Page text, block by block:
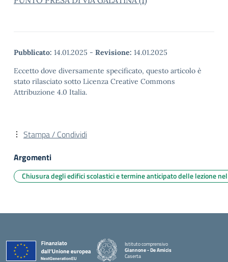
Pubblicato: 14.01.2025 - Revisione: 14.01.2025
Eccetto dove diversamente specificato, questo articolo è
stato rilasciato sotto Licenza Creative Commons
Attribuzione 4.0 Italia.
Stampa / Condividi
Argomenti
Chiusura degli edifici scolastici e termine anticipato delle lezione
Istituto comprensivo
Giannone - De Amicis
Caserta